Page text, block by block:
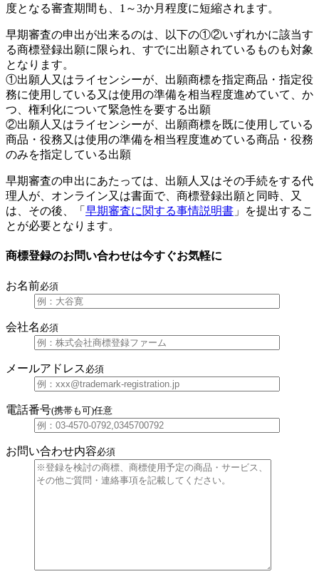
度となる審査期間も、1～3か月程度に短縮されます。
早期審査の申出が出来るのは、以下の①②いずれかに該当す
る商標登録出願に限られ、すでに出願されているものも対象
となります。
①出願人又はライセンシーが、出願商標を指定商品・指定役
務に使用している又は使用の準備を相当程度進めていて、か
つ、権利化について緊急性を要する出願
②出願人又はライセンシーが、出願商標を既に使用している
商品・役務又は使用の準備を相当程度進めている商品・役務
のみを指定している出願
早期審査の申出にあたっては、出願人又はその手続をする代
理人が、オンライン又は書面で、商標登録出願と同時、又
は、その後、「 早期審査に関する事情説明書 」を提出するこ
とが必要となります。
商標登録のお問い合わせは今すぐお気軽に
お名前必須
会社名 必須
メールアドレス 必須
電話番号(携帯も可)任意
お問い合わせ内容必須